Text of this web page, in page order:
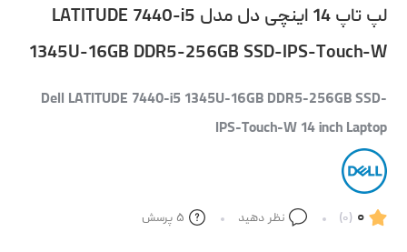
لپ تاپ 14 اینچی دل مدل LATITUDE 7440-i5
1345U-16GB DDR5-256GB SSD-IPS-Touch-W
Dell LATITUDE 7440-i5 1345U-16GB DDR5-256GB SSD-
IPS-Touch-W 14 inch Laptop
۰ (۰) نظر دهید ۵ پرسش